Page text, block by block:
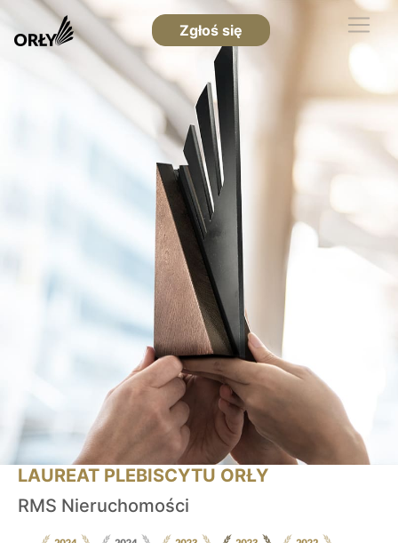
Zgłoś się
LAUREAT PLEBISCYTU ORŁY
RMS Nieruchomości